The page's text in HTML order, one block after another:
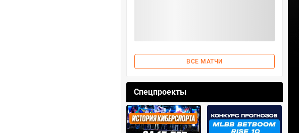
ВСЕ МАТЧИ
Спецпроекты